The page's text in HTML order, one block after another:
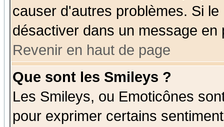
causer d'autres problèmes. Si
désactiver dans un message
Revenir en haut de page
Que sont les Smileys ?
Les Smileys, ou Emoticônes
pour exprimer certains